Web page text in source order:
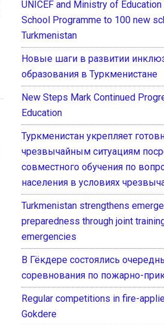
UNICEF and Ministry of Education
School Programme to 100 new
Turkmenistan
Новые шаги в развитии
образования в Туркменистане
New Steps Mark Continued
Education
Туркменистан укрепляет
чрезвычайным ситуациям
совместного обучения по
населения в условиях
Turkmenistan strengthens
preparedness through joint
emergencies
В Гёкдере состоялись
соревнования по пожарно-
Regular competitions in fire-
Gokdere